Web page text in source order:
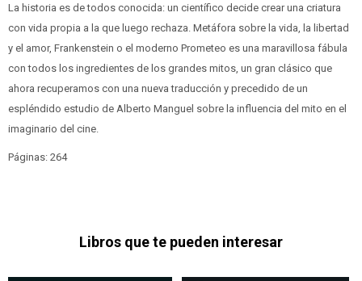
La historia es de todos conocida: un científico decide crear una criatura
con vida propia a la que luego rechaza. Metáfora sobre la vida, la libertad
y el amor, Frankenstein o el moderno Prometeo es una maravillosa fábula
con todos los ingredientes de los grandes mitos, un gran clásico que
ahora recuperamos con una nueva traducción y precedido de un
espléndido estudio de Alberto Manguel sobre la influencia del mito en el
imaginario del cine.
Páginas: 264
Libros que te pueden interesar